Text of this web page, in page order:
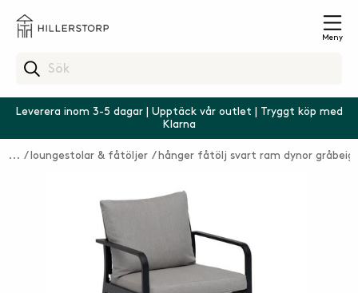
Meny
Leverera inom 3-5 dagar | Upptäck vår outlet | Tryggt köp med
Klarna
loungestolar & fåtöljer hånger fåtölj svart ram dynor